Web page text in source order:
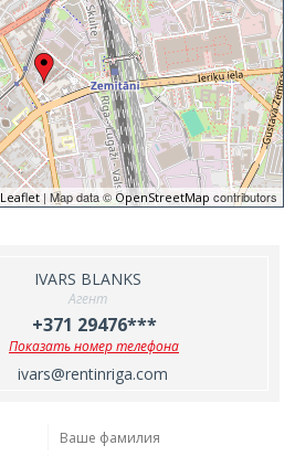
Leaflet| Map data ©OpenStreetMap contributors
IVARS BLANKS
Агент
+371 29476***
Показать номер телефона
ivars@rentinriga.com